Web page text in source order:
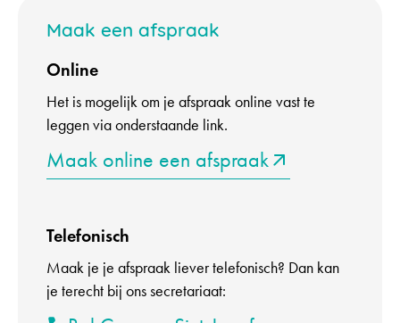
Maak een afspraak
Online
Het is mogelijk om je afspraak online vast te
leggen via onderstaande link.
Maak online een afspraak
Telefonisch
Maak je je afspraak liever telefonisch? Dan kan
je terecht bij ons secretariaat: